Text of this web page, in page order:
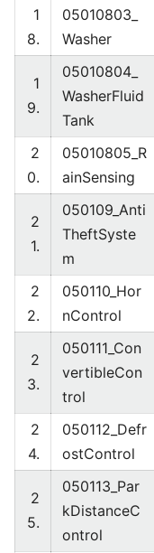
1
8.
05010803_
Washer
1
9.
05010804_
WasherFluid
Tank
2
0.
05010805_R
ainSensing
2
1.
050109_Anti
TheftSyste
m
2
2.
050110_Hor
nControl
2
3.
050111_Con
vertibleCon
trol
2
4.
050112_Defr
ostControl
2
5.
050113_Par
kDistanceC
ontrol